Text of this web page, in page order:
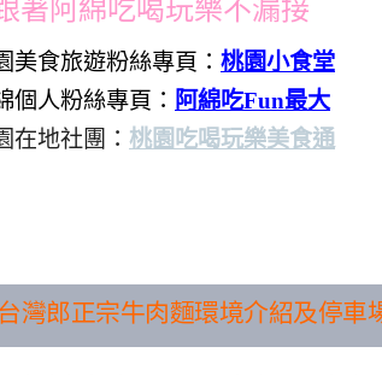
著阿綿吃喝玩樂不漏接
美食旅遊粉絲專頁： 桃園小食堂
個人粉絲專頁： 阿綿吃Fun最大
地社團： 桃園吃喝玩樂美食通
台灣郎正宗牛肉麵環境介紹及停車